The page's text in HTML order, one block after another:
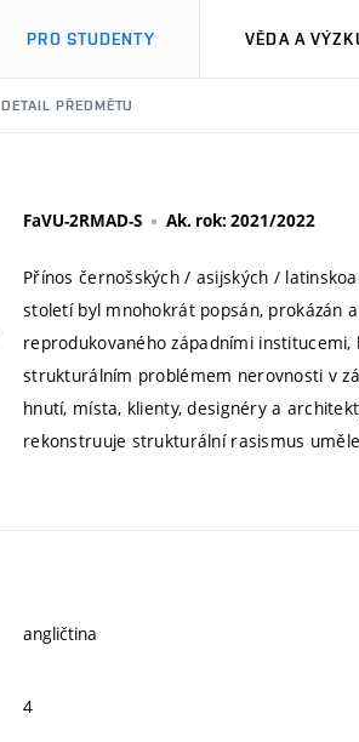
PRO STUDENTY VĚDA A
DETAIL PŘEDMĚTU
FaVU-2RMAD-S Ak. rok: 2021/2022
Přínos černošských / asijských /
století byl mnohokrát popsán, prokázán
reprodukovaného západními
strukturálním problémem nerovnosti v
hnutí, místa, klienty, designéry a
rekonstruuje strukturální rasismus
angličtina
4